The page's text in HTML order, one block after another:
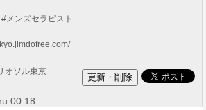
#メンズセラピスト
オソル東京
00:18